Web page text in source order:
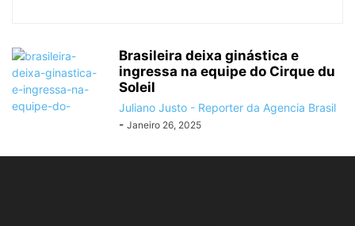
Brasileira deixa ginástica e
ingressa na equipe do Cirque du
Soleil
Juliano Justo - Reporter da Agencia Brasil
- Janeiro 26, 2025